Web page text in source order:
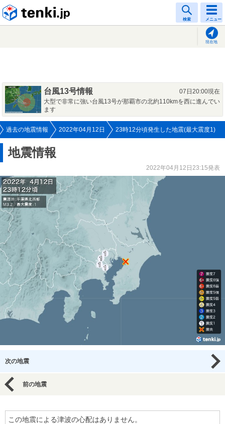
検索 メニュー
現在地
台風13号情報
07日20:00現在
大型で非常に強い台風13号が那覇市の北約110kmを西に進んでい
ます
過去の地震情報 2022年04月12日 23時12分頃発生した地震(最大震度1)
地震情報
2022年04月12日23:15発表
次の地震
前の地震
この地震による津波の心配はありません。